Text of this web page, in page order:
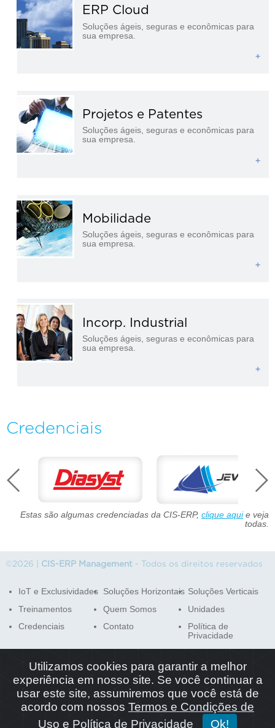
ERP Cloud
Soluções ágeis, seguras e econômicas para
sua empresa.
+
Projetos e Patentes
Soluções ágeis, seguras e econômicas para
sua empresa.
+
Mobilidade
Soluções ágeis, seguras e econômicas para
sua empresa.
+
Incorp. Industrial
Soluções ágeis, seguras e econômicas para
sua empresa.
+
Credenciais
Estas são algumas credenciadas da CIS-ERP,clique aquie veja
todas.
©2026 | CIS-ERP Management- Todos os direitos reservados
IoT e Exclusividades Soluções Horizontais Soluções Verticais
Treinamentos
Quem Somos
Unidades
Credenciais
Contato
Política de
Privacidade
Phone: +55 (12) 98113-3600 - Email: contato@cis-erp.com.br
Av Dr. Nelson D'Avila, Nº 389, Sala 15A,
Centro - 12245-030 - São José dos Campos, SP
Utilizamos cookies para garantir a melhor
experiência em nosso site. Se você continuar a
usar este site, assumiremos que você está de
acordo com nossos Termos e Condições de
Uso e Política de Privacidade Ok!